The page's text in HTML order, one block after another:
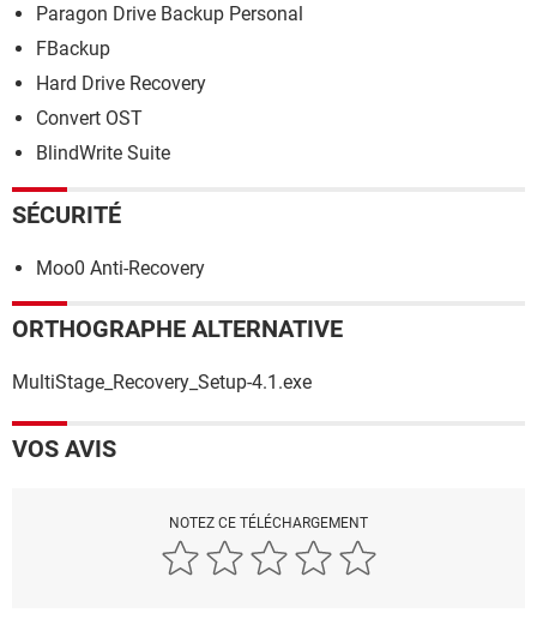
Paragon Drive Backup Personal
FBackup
Hard Drive Recovery
Convert OST
BlindWrite Suite
SÉCURITÉ
Moo0 Anti-Recovery
ORTHOGRAPHE ALTERNATIVE
MultiStage_Recovery_Setup-4.1.exe
VOS AVIS
NOTEZ CE TÉLÉCHARGEMENT